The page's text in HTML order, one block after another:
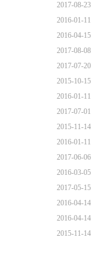
2017-08-23
2016-01-11
2016-04-15
2017-08-08
2017-07-20
2015-10-15
2016-01-11
2017-07-01
2015-11-14
2016-01-11
2017-06-06
2016-03-05
2017-05-15
2016-04-14
2016-04-14
2015-11-14